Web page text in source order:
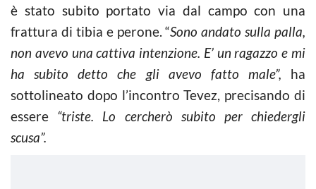
è stato subito portato via dal campo con una
frattura di tibia e perone. “Sono andato sulla palla,
non avevo una cattiva intenzione. E’ un ragazzo e mi
ha subito detto che gli avevo fatto male”, ha
sottolineato dopo l’incontro Tevez, precisando di
essere “triste. Lo cercherò subito per chiedergli
scusa”.